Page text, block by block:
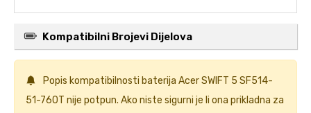
Kompatibilni Brojevi Dijelova
Popis kompatibilnosti baterija Acer SWIFT 5 SF514-
51-760T nije potpun. Ako niste sigurni je li ona prikladna za